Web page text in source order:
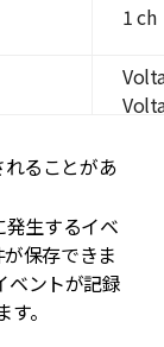
1 ch
ることがあ
生するイベ
保存できま
ベントが記録
。